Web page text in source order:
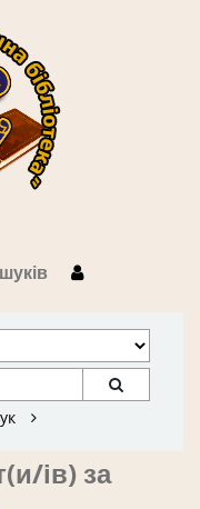
публічна
ів) за